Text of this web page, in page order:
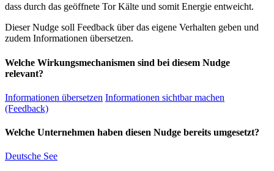
dass durch das geöffnete Tor Kälte und somit Energie entweicht.
Dieser Nudge soll Feedback über das eigene Verhalten geben und
zudem Informationen übersetzen.
Welche Wirkungsmechanismen sind bei diesem Nudge
relevant?
Informationen übersetzen Informationen sichtbar machen
(Feedback)
Welche Unternehmen haben diesen Nudge bereits umgesetzt?
Deutsche See